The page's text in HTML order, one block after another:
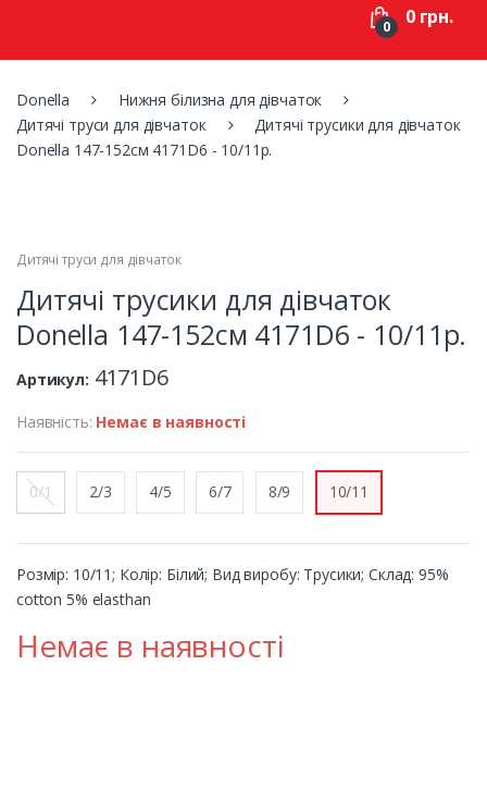
:
0 0 грн.
Donella
Нижня білизна для дівчаток
Дитячі труси для дівчаток
Дитячі трусики для дівчаток
Donella 147-152см 4171D6 - 10/11р.
Дитячі труси для дівчаток
Дитячі трусики для дівчаток
Donella 147-152см 4171D6 - 10/11р.
Артикул: 4171D6
Наявність: Немає в наявності
0/1 2/3 4/5 6/7 8/9 10/11
Розмір: 10/11; Колір: Білий; Вид виробу: Трусики; Склад: 95%
cotton 5% elasthan
Немає в наявності